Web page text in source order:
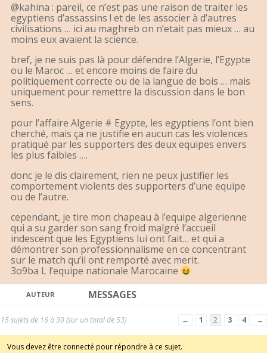
@kahina : pareil, ce n’est pas une raison de traiter les
egyptiens d’assassins ! et de les associer à d’autres
civilisations … ici au maghreb on n’etait pas mieux … au
moins eux avaient la science.
bref, je ne suis pas là pour défendre l’Algerie, l’Egypte
ou le Maroc … et encore moins de faire du
politiquement correcte ou de la langue de bois … mais
uniquement pour remettre la discussion dans le bon
sens.
pour l’affaire Algerie # Egypte, les egyptiens l’ont bien
cherché, mais ça ne justifie en aucun cas les violences
pratiqué par les supporters des deux equipes envers
les plus faibles ….
donc je le dis clairement, rien ne peux justifier les
comportement violents des supporters d’une equipe
ou de l’autre.
cependant, je tire mon chapeau à l’equipe algerienne
qui a su garder son sang froid malgré l’accueil
indescent que les Egyptiens lui ont fait… et qui a
démontrer son professionnalisme en ce concentrant
sur le match qu’il ont remporté avec merit.
3o9ba L l’equipe nationale Marocaine
AUTEUR MESSAGES
15 sujets de 16 à 30 (sur un total de 53) ← 1 2 3 4 →
Vous devez être connecté pour répondre à ce sujet.